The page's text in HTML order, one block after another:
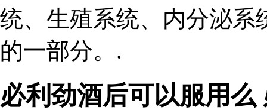
统、生殖系统、内分泌系
的一部分。.
必利劲酒后可以服用